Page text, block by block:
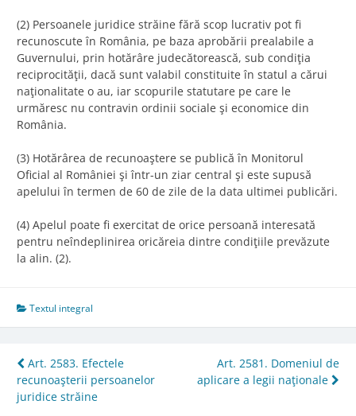
(2) Persoanele juridice străine fără scop lucrativ pot fi
recunoscute în România, pe baza aprobării prealabile a
Guvernului, prin hotărâre judecătorească, sub condiţia
reciprocităţii, dacă sunt valabil constituite în statul a cărui
naţionalitate o au, iar scopurile statutare pe care le
urmăresc nu contravin ordinii sociale şi economice din
România.
(3) Hotărârea de recunoaştere se publică în Monitorul
Oficial al României şi într-un ziar central şi este supusă
apelului în termen de 60 de zile de la data ultimei publicări.
(4) Apelul poate fi exercitat de orice persoană interesată
pentru neîndeplinirea oricăreia dintre condiţiile prevăzute
la alin. (2).
Textul integral
Post
navigation
Art. 2583. Efectele
recunoaşterii persoanelor
juridice străine
Art. 2581. Domeniul de
aplicare a legii naţionale